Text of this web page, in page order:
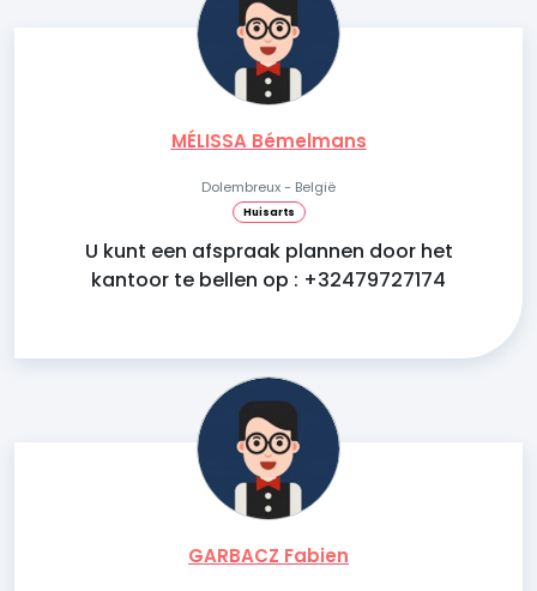
MÉLISSA Bémelmans
Dolembreux - België
Huisarts
U kunt een afspraak plannen door het
kantoor te bellen op : +32479727174
GARBACZ Fabien